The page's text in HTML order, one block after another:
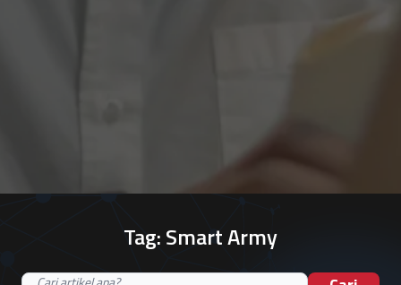
Tag:Smart Army